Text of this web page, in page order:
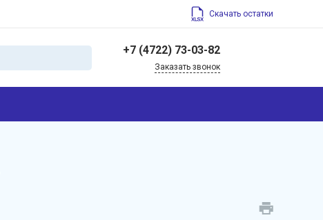
Скачать остатки
+7 (4722) 73-03-82
Заказать звонок